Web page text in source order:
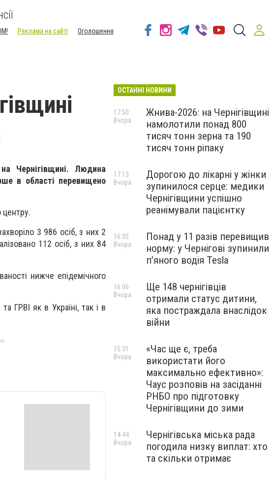
Реклама на сайті
Оголошення
Чернігівщині. Людина
в області перевищено
центру.
3 986 осіб, з них 2
112 осіб, з них 84
нижче епідемічного
ГРВІ як в Україні, так і в
ОСТАННІ НОВИНИ
Жнива-2026: на Чернігівщині
намолотили понад 800
тисяч тонн зерна та 190
тисяч тонн ріпаку
17:50
Вчора
Дорогою до лікарні у жінки
зупинилося серце: медики
Чернігівщини успішно
реанімували пацієнтку
17:13
Вчора
Понад у 11 разів перевищив
норму: у Чернігові зупинили
пʼяного водія Tesla
16:35
Вчора
Ще 148 чернігівців
отримали статус дитини,
яка постраждала внаслідок
війни
16:06
Вчора
«Час ще є, треба
використати його
максимально ефективно»:
Чаус розповів на засіданні
РНБО про підготовку
Чернігівщини до зими
15:31
Вчора
Чернігівська міська рада
погодила низку виплат: хто
та скільки отримає
14:44
Вчора